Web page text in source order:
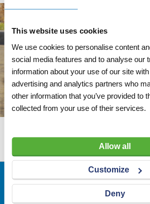
This website uses cookies
We use cookies to personalise content
social media features and to analyse our
information about your use of our site
advertising and analytics partners who
other information that you’ve provided to
collected from your use of their services.
Allow all
Customize
Deny
Wij adviseren u
Bezoekadres
Veldsteen 25, 4815 PK